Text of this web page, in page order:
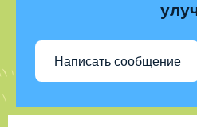
Написать сообщение